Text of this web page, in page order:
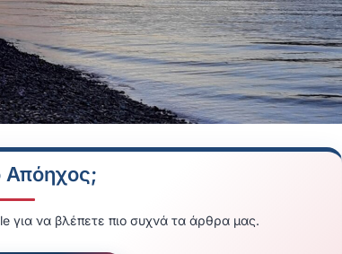
Απόηχος;
για να βλέπετε πιο συχνά τα άρθρα μας.